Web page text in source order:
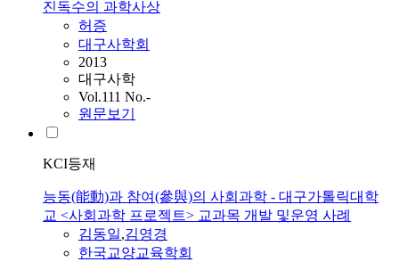
진독수의 과학사상
허증
대구사학회
2013
대구사학
Vol.111 No.-
원문보기
KCI등재
능동(能動)과 참여(參與)의 사회과학 - 대구가톨릭대학
교 <사회과학 프로젝트> 교과목 개발 및운영 사례
김동일,김영경
한국교양교육학회